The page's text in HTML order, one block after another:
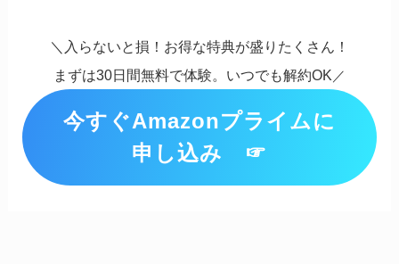
＼入らないと損！お得な特典が盛りたくさん！
まずは30日間無料で体験。いつでも解約OK ／
今すぐAmazonプライムに
申し込み ☞